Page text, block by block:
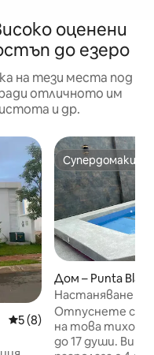
оценени
до езеро
на тези места под
отличното им
и др.
Средна оценка: 5 от 5,
5 (8)
Супердомакин
Супердомакин
Дом – Punta
Настаняване в
Отпуснете се
на това тихо
до 17 души. Виктория дел Мар